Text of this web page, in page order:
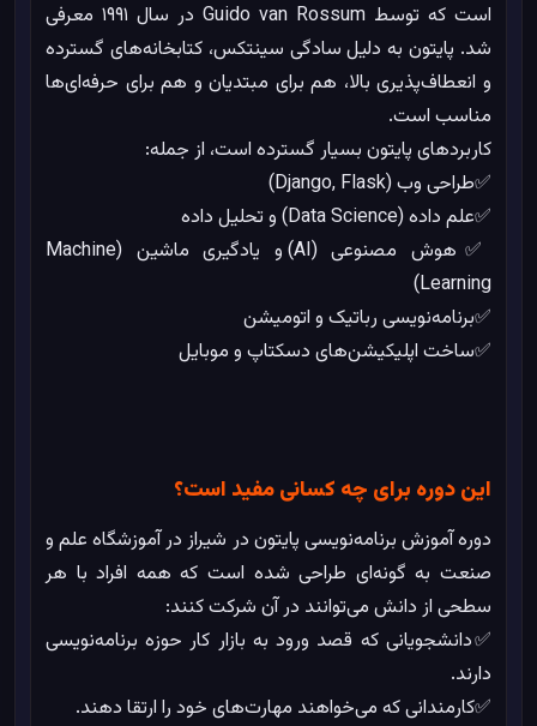
است که توسط Guido van Rossum در سال ۱۹۹۱ معرفی
شد. پایتون به دلیل سادگی سینتکس، کتابخانه‌های گسترده
و انعطاف‌پذیری بالا، هم برای مبتدیان و هم برای حرفه‌ای‌ها
مناسب است.
کاربردهای پایتون بسیار گسترده است، از جمله:
✅طراحی وب (Django, Flask)
✅علم داده (Data Science) و تحلیل داده
✅هوش مصنوعی (AI) و یادگیری ماشین (Machine
Learning)
✅برنامه‌نویسی رباتیک و اتومیشن
✅ساخت اپلیکیشن‌های دسکتاپ و موبایل
این دوره برای چه کسانی مفید است؟
دوره آموزش برنامه‌نویسی پایتون در شیراز در آموزشگاه علم و
صنعت به گونه‌ای طراحی شده است که همه افراد با هر
سطحی از دانش می‌توانند در آن شرکت کنند:
✅دانشجویانی که قصد ورود به بازار کار حوزه برنامه‌نویسی
دارند.
✅کارمندانی که می‌خواهند مهارت‌های خود را ارتقا دهند.